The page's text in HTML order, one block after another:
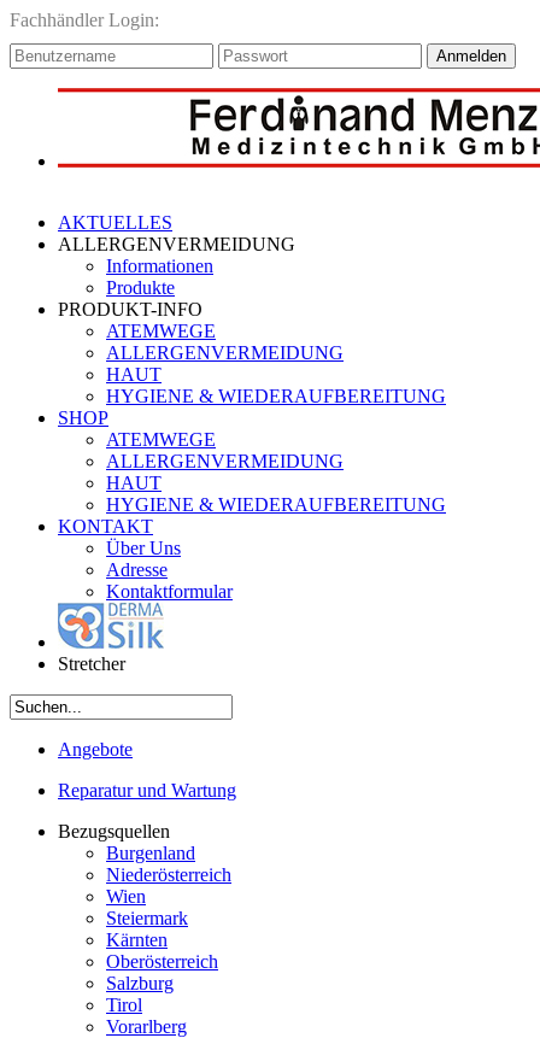
Fachhändler Login:
Anmelden
AKTUELLES
ALLERGENVERMEIDUNG
Informationen
Produkte
PRODUKT-INFO
ATEMWEGE
ALLERGENVERMEIDUNG
HAUT
HYGIENE & WIEDERAUFBEREITUNG
SHOP
ATEMWEGE
ALLERGENVERMEIDUNG
HAUT
HYGIENE & WIEDERAUFBEREITUNG
KONTAKT
Über Uns
Adresse
Kontaktformular
Stretcher
Angebote
Reparatur und Wartung
Bezugsquellen
Burgenland
Niederösterreich
Wien
Steiermark
Kärnten
Oberösterreich
Salzburg
Tirol
Vorarlberg